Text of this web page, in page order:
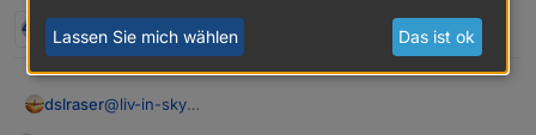
2 Antworten 0
dslraser@liv-in-sky
Lassen Sie mich wählen Das ist ok